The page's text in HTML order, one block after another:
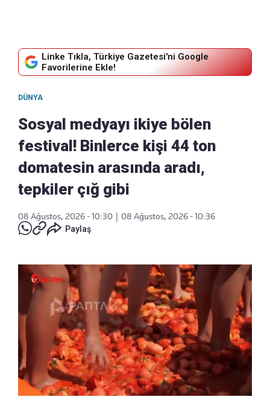
Linke Tıkla, Türkiye Gazetesi'ni Google
Favorilerine Ekle!
DÜNYA
Sosyal medyayı ikiye bölen
festival! Binlerce kişi 44 ton
domatesin arasında aradı,
tepkiler çığ gibi
08 Ağustos, 2026 - 10:30
08 Ağustos, 2026 - 10:36
Paylaş